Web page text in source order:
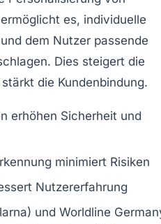
es, individuelle
dem Nutzer passende
Dies steigert die
die Kundenbindung.
erhöhen Sicherheit und
minimiert Risiken
Nutzererfahrung
und Worldline